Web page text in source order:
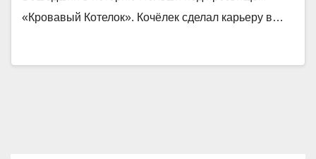
«Кровавый Котелок». Кочёлек сделал карьеру в…